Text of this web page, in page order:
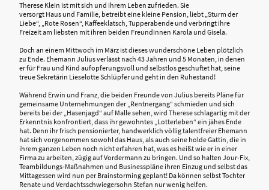
Therese Klein ist mit sich und ihrem Leben zufrieden. Sie
versorgt Haus und Familie, betreibt eine kleine Pension, liebt „Sturm der
Liebe“, „Rote Rosen“, Kaffeeklatsch, Tupperabende und verbringt ihre
Freizeit am liebsten mit ihren beiden Freundinnen Karola und Gisela.
Doch an einem Mittwoch im März ist dieses wunderschöne Leben plötzlich
zu Ende. Ehemann Julius verlässt nach 43 Jahren und 5 Monaten, in denen
er für Frau und Kind aufopferungsvoll und selbstlos geschuftet hat, seine
treue Sekretärin Lieselotte Schlüpfer und geht in den Ruhestand!
Während Erwin und Franz, die beiden Freunde von Julius bereits Pläne für
gemeinsame Unternehmungen der „Rentnergang“ schmieden und sich
bereits bei der „Hasenjagd“ auf Malle sehen, wird Therese schlagartig mit der
Erkenntnis konfrontiert, dass ihr gewohntes „Lotterleben“ ein jähes Ende
hat. Denn ihr frisch pensionierter, handwerklich völlig talentfreier Ehemann
hat sich vorgenommen sowohl das Haus, als auch seine holde Gattin, die in
ihrem ganzen Leben noch nicht erfahren hat, was es heißt wie er in einer
Firma zu arbeiten, zügig auf Vordermann zu bringen. Und so halten Jour-Fix,
Teambildungs-Maßnahmen und Businesspläne ihren Einzug und selbst das
Mittagessen wird nun per Brainstorming geplant! Da können selbst Tochter
Renate und Verdachtsschwiegersohn Stefan nur wenig helfen.